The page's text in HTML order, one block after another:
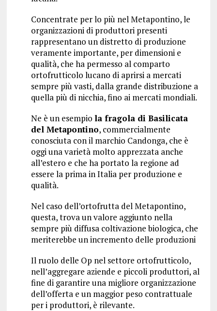
Concentrate per lo più nel Metapontino, le
organizzazioni di produttori presenti
rappresentano un distretto di produzione
veramente importante, per dimensioni e
qualità, che ha permesso al comparto
ortofrutticolo lucano di aprirsi a mercati
sempre più vasti, dalla grande distribuzione a
quella più di nicchia, fino ai mercati mondiali.
Ne è un esempio la fragola di Basilicata
del Metapontino, commercialmente
conosciuta con il marchio Candonga, che è
oggi una varietà molto apprezzata anche
all’estero e che ha portato la regione ad
essere la prima in Italia per produzione e
qualità.
Nel caso dell’ortofrutta del Metapontino,
questa, trova un valore aggiunto nella
sempre più diffusa coltivazione biologica, che
meriterebbe un incremento delle produzioni
Il ruolo delle Op nel settore ortofrutticolo,
nell’aggregare aziende e piccoli produttori, al
fine di garantire una migliore organizzazione
dell’offerta e un maggior peso contrattuale
per i produttori, è rilevante.